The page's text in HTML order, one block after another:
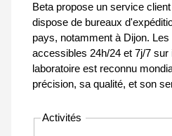
Beta propose un service
dispose de bureaux
pays, notamment à Dijon.
accessibles 24h/24 et 7j/7 sur
laboratoire est reconnu
précision, sa qualité, et son
Activités